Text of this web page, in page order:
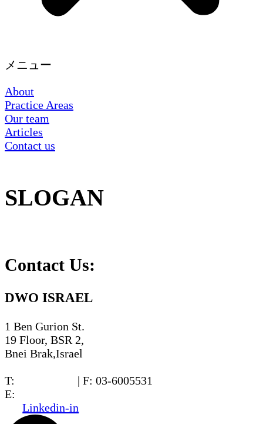
メニュー
About
Practice Areas
Our team
Articles
Contact us
SLOGAN
Contact Us:
DWO ISRAEL
1 Ben Gurion St.
19 Floor, BSR 2,
Bnei Brak,Israel
T:
| F: 03-6005531
E:
Linkedin-in